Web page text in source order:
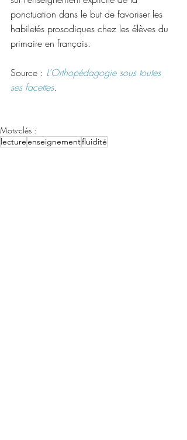
ponctuation dans le but de favoriser les
habiletés prosodiques chez les élèves du
primaire en français.
Source : L’Orthopédagogie sous toutes
ses facettes.
Mots-clés :
lectureenseignementfluidité